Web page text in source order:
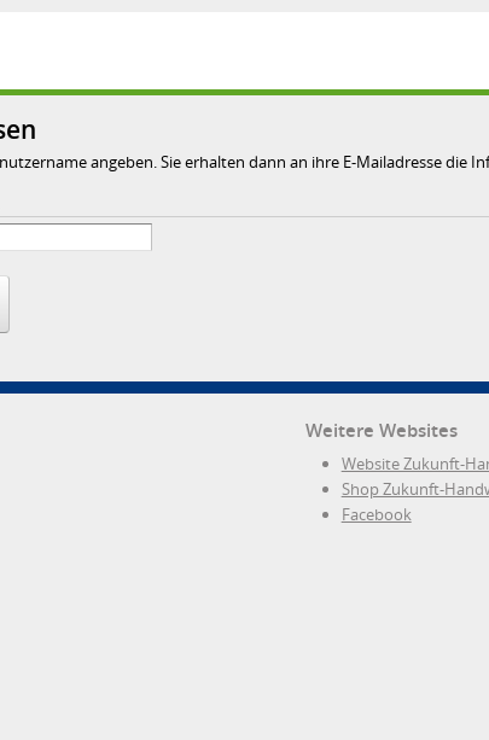
angeben. Sie erhalten dann an ihre E-Mailadresse die
Weitere Websites
Website Zukunft-
Shop Zukunft-
Facebook